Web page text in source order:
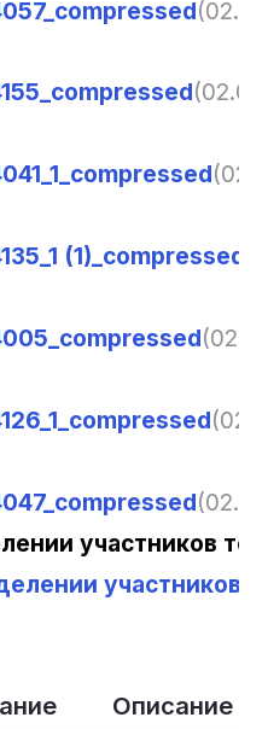
(1)_compressed
участников
участников
Описание